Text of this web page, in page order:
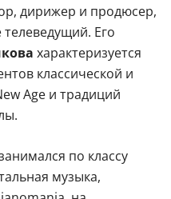
дирижер и продюсер,
телеведущий. Его
характеризуется
классической и
Age и традиций
по классу
музыка,